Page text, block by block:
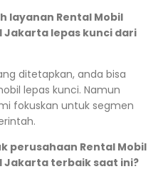
layanan Rental Mobil
Jakarta lepas kunci dari
ditetapkan, anda bisa
lepas kunci. Namun
fokuskan untuk segmen
perusahaan Rental Mobil
Jakarta terbaik saat ini?